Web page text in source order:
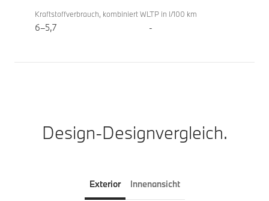
Kraftstoffverbrauch, kombiniert WLTP in l/100 km
6–5,7 -
Design-Designvergleich.
Exterior Innenansicht